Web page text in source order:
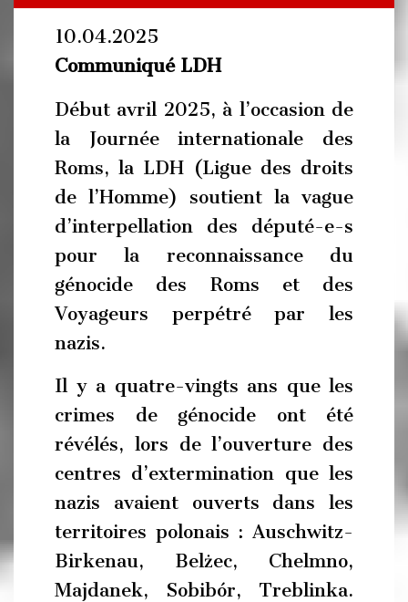
10.04.2025
Communiqué LDH
Début avril 2025, à l’occasion de
la Journée internationale des
Roms, la LDH (Ligue des droits
de l’Homme) soutient la vague
d’interpellation des député-e-s
pour la reconnaissance du
génocide des Roms et des
Voyageurs perpétré par les
nazis.
Il y a quatre-vingts ans que les
crimes de génocide ont été
révélés, lors de l’ouverture des
centres d’extermination que les
nazis avaient ouverts dans les
territoires polonais : Auschwitz-
Birkenau, Belżec, Chelmno,
Majdanek, Sobibór, Treblinka.